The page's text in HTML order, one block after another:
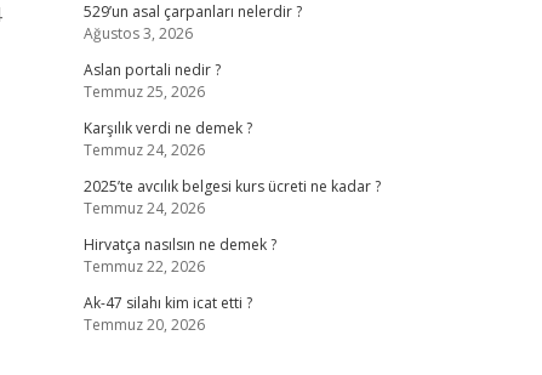
529’un asal çarpanları nelerdir ?
Ağustos 3, 2026
Aslan portali nedir ?
Temmuz 25, 2026
Karşılık verdi ne demek ?
Temmuz 24, 2026
2025’te avcılık belgesi kurs ücreti ne kadar ?
Temmuz 24, 2026
Hirvatça nasılsın ne demek ?
Temmuz 22, 2026
Ak-47 silahı kim icat etti ?
Temmuz 20, 2026